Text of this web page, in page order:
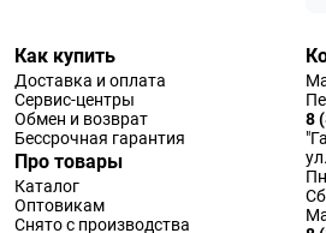
Как купить
Доставка и оплата
Сервис-центры
Обмен и возврат
Бессрочная гарантия
Про товары
Каталог
Оптовикам
Снято с производства
8